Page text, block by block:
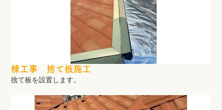
棟工事 捨て板施工
捨て板を設置します。